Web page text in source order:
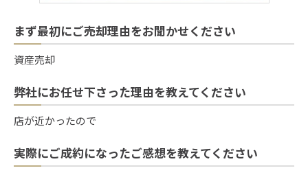
まず最初にご売却理由をお聞かせください
資産売却
弊社にお任せ下さった理由を教えてください
店が近かったので
実際にご成約になったご感想を教えてください